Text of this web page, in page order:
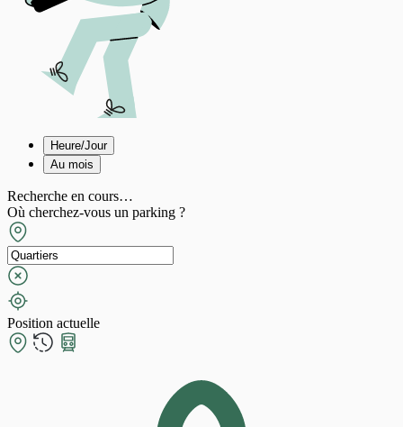
Heure/Jour
Au mois
Recherche en cours…
Où cherchez-vous un parking ?
Position actuelle